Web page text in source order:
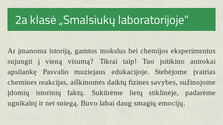
2a klasė „Smalsiukų laboratorijoje“
Ar įmanoma istoriją, gamtos mokslus bei chemijos eksperimentus
sujungti į vieną visumą? Tikrai taip! Tuo įsitikino antrokai
apsilankę Pasvalio muziejaus edukacijoje. Stebėjome įvairias
chemines reakcijas, aiškinomės daiktų fizines savybes, sužinojome
įdomių istorinių faktų. Sukūrėme lietų stiklinėje, padarėme
ugnikalnį ir net sniegą. Buvo labai daug smagių emocijų.